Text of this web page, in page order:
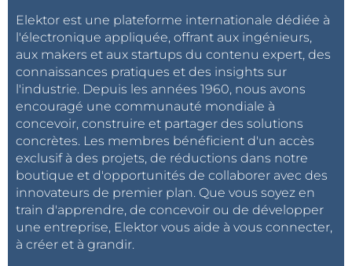
Elektor est une plateforme internationale dédiée à
l'électronique appliquée, offrant aux ingénieurs,
aux makers et aux startups du contenu expert, des
connaissances pratiques et des insights sur
l'industrie. Depuis les années 1960, nous avons
encouragé une communauté mondiale à
concevoir, construire et partager des solutions
concrètes. Les membres bénéficient d'un accès
exclusif à des projets, de réductions dans notre
boutique et d'opportunités de collaborer avec des
innovateurs de premier plan. Que vous soyez en
train d'apprendre, de concevoir ou de développer
une entreprise, Elektor vous aide à vous connecter,
à créer et à grandir.